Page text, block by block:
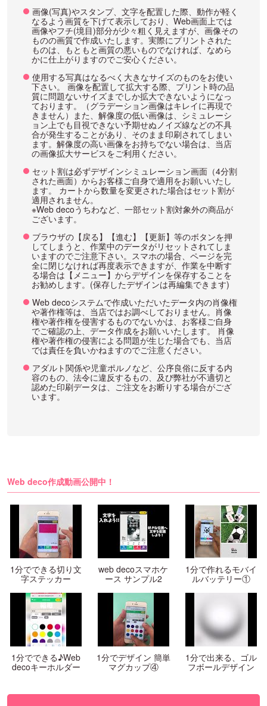
画像(写真)やスタンプ、文字を配置した際、動作が軽く
なるよう画質を下げて表示しており、Web画面上では
画像やフチ(境目)部分が少々粗く見えますが、画像その
ものの画質で作成いたします。実際にプリントされた
ものは、もともと画質の悪いものでなければ、なめら
かに仕上がりますのでご安心ください。
使用する写真はなるべく大きなサイズのものをお使い
下さい。 画像を配置して拡大する際、プリント時の品
質に問題ないサイズまでしか拡大できないようになっ
ております。（グラデーション画像はキレイに再現で
きません）また、解像度の低い画像は、シミュレーシ
ョン上でも目視できない予期せぬノイズ線などの不具
合が発生することがあり、そのまま印刷されてしまい
ます。解像度の高い画像をお持ちでない場合は、当店
の画像拡大サービスをご利用ください。
セット割は必ずデザインシミュレーション画面（4分割
された画面）からお客様ご自身で適用をお願いいたし
ます。 カートから数量を変更された場合はセット割が
適用されません。
※Web decoうちわなど、一部セット割対象外の商品が
ございます。
ブラウザの【戻る】【進む】【更新】等のボタンを押
してしまうと、作業中のデータがリセットされてしま
いますのでご注意下さい。スマホの場合、ページを完
全に閉じなければ再度表示できますが、作業を中断す
る場合は【メニュー】からデザインを保存することを
お勧めします。(保存したデザインは再編集できます)
Web decoシステムで作成いただいたデータ内の肖像権
や著作権等は、当店ではお調べしておりません。肖像
権や著作権を侵害するものでないかは、お客様ご自身
でご確認の上、データ作成をお願いいたします。 肖像
権や著作権の侵害による問題が生じた場合でも、当店
では責任を負いかねますのでご注意ください。
アダルト関係や児童ポルノなど、公序良俗に反する内
容のもの、法令に違反するもの、及び弊社が不適切と
認めた印刷データは、ご注文をお断りする場合がござ
います。
Web deco作成動画公開中！
1分でできる切り文
字ステッカー
web decoスマホケ
ース サンプル2
1分で作れるモバイ
ルバッテリー①
1分でできる♪Web
decoキーホルダー
1分でデザイン 簡単
マグカップ④
1分で出来る、ゴル
フボールデザイン